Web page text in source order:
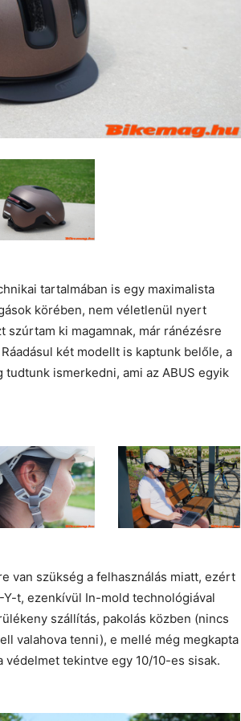
tartalmában is egy maximalista
körében, nem véletlenül nyert
ki magamnak, már ránézésre
két modellt is kaptunk belőle, a
ismerkedni, ami az ABUS egyik
van szükség a felhasználás miatt, ezért
t, ezenkívül In-mold technológiával
szállítás, pakolás közben (nincs
valahova tenni), e mellé még megkapta
védelmet tekintve egy 10/10-es sisak.